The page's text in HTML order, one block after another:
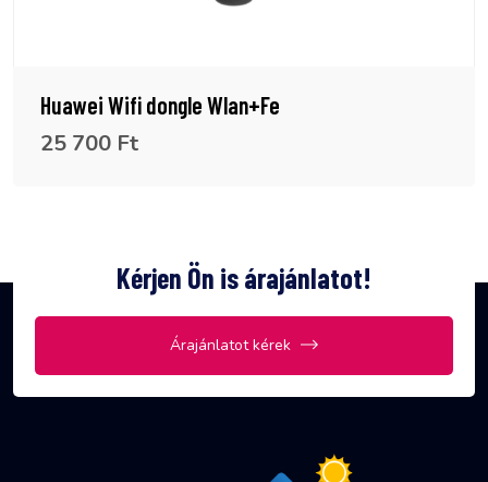
Huawei Wifi dongle Wlan+Fe
25 700 Ft
Kérjen Ön is árajánlatot!
Árajánlatot kérek